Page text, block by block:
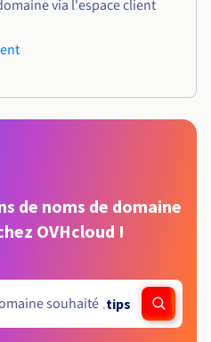
via l'espace client
de noms de domaine
OVHcloud !
.tips